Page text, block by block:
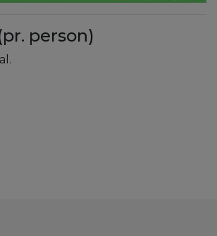
person)